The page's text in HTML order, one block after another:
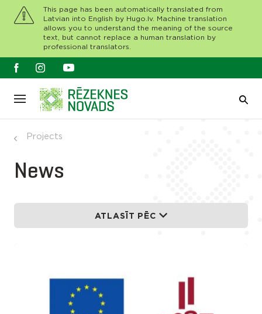
This page has been automatically translated from
Latvian into English by Hugo.lv. Machine translation
allows you to understand the meaning of the source
text, but cannot replace a human translation by
professional translators.
Projects
News
ATLASĪT PĒC